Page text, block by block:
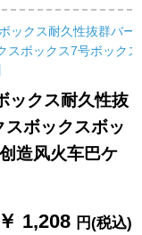
準試合球虎打識者WB
670 GTV（買うと6つ
のプロシュート）
ックス耐久性抜
ボックスボッ
造风火车巴ケ
￥ 1,208 円(税込)